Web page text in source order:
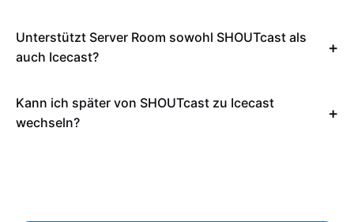
Unterstützt Server Room sowohl SHOUTcast als
auch Icecast?
Kann ich später von SHOUTcast zu Icecast
wechseln?